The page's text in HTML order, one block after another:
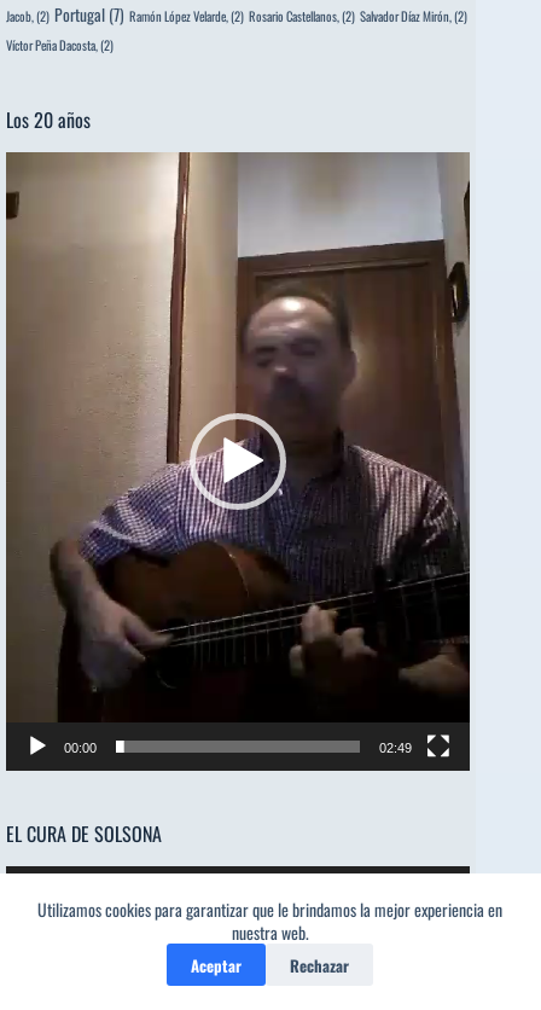
Utilizamos cookies para garantizar que le brindamos la mejor experiencia en
nuestra web.
Aceptar Rechazar
Jacob, (2) Portugal (7) Ramón López Velarde, (2) Rosario Castellanos, (2) Salvador Díaz Mirón, (2)
Víctor Peña Dacosta, (2)
Los 20 años
de
vídeo
00:00 02:49
EL CURA DE SOLSONA
Reproductor